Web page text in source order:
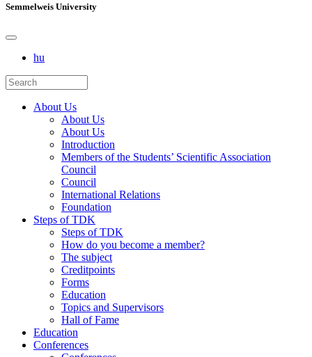
Semmelweis University
hu
About Us
About Us
About Us
Introduction
Members of the Students’ Scientific Association
Council
Council
International Relations
Foundation
Steps of TDK
Steps of TDK
How do you become a member?
The subject
Creditpoints
Forms
Education
Topics and Supervisors
Hall of Fame
Education
Conferences